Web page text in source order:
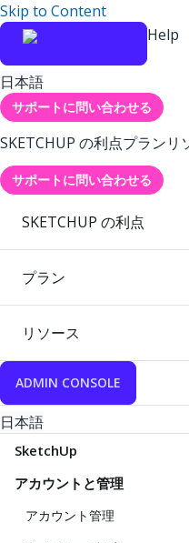
Skip to Content
Help
日本語
サポートに問い合わせる
SKETCHUP の利点プランリ
サポートに問い合わせる
SKETCHUP の利点
プラン
リソース
ADMIN CONSOLE
日本語
SketchUp
アカウントと管理
アカウント管理